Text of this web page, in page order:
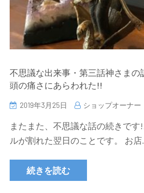
不思議な出来事・第三話神さまの
頭の痛さにあらわれた!!
2019年3月25日 ショップオーナー
またまた、不思議な話の続きです
ルが割れた翌日のことです。 お
続きを読む